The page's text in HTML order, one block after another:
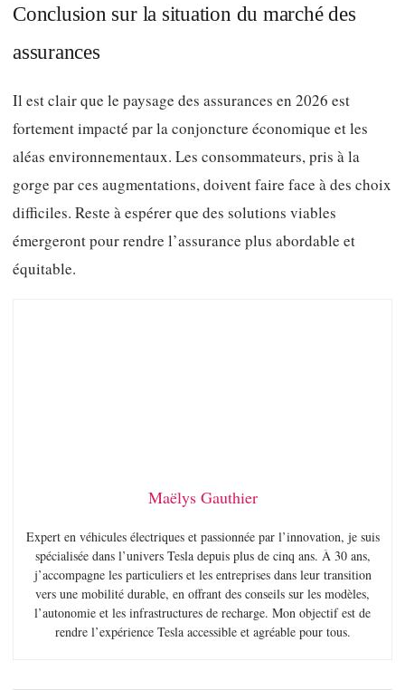
Conclusion sur la situation du marché des
assurances
Il est clair que le paysage des assurances en 2026 est
fortement impacté par la conjoncture économique et les
aléas environnementaux. Les consommateurs, pris à la
gorge par ces augmentations, doivent faire face à des choix
difficiles. Reste à espérer que des solutions viables
émergeront pour rendre l’assurance plus abordable et
équitable.
Maëlys Gauthier
Expert en véhicules électriques et passionnée par l’innovation, je suis
spécialisée dans l’univers Tesla depuis plus de cinq ans. À 30 ans,
j’accompagne les particuliers et les entreprises dans leur transition
vers une mobilité durable, en offrant des conseils sur les modèles,
l’autonomie et les infrastructures de recharge. Mon objectif est de
rendre l’expérience Tesla accessible et agréable pour tous.